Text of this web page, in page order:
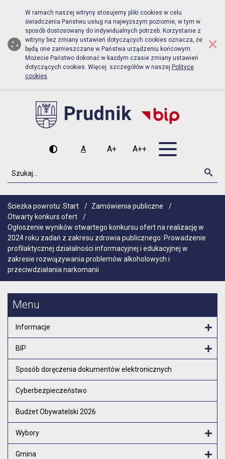
Biuletyn Informacji Publicznej
Przejdź do menu głównego
Przejdź do głównej zawartości
W ramach naszej witryny stosujemy pliki cookies w celu
świadczenia Państwu usług na najwyższym poziomie, w tym w
sposób dostosowany do indywidualnych potrzeb. Korzystanie z
witryny bez zmiany ustawień dotyczących cookies oznacza, że
będą one zamieszczane w Państwa urządzeniu końcowym.
Możecie Państwo dokonać w każdym czasie zmiany ustawień
dotyczących cookies. Więcej szczegółów w naszej Polityce
cookies.
×
Wysoki kontrast
A
Czcionka domyślna
A+
Czcionka średnia
A++
Czcionka duża
Szukaj
Ścieżka powrotu: Start / Zamówienia publiczne
/
Otwarty konkurs ofert
/
Ogłoszenie wyników otwartego konkursu ofert na realizację w
2024 roku zadań z zakresu zdrowia publicznego: Prowadzenie
profilaktycznej działalności informacyjnej i edukacyjnej w
zakresie rozwiązywania problemów alkoholowych i
przeciwdziałania narkomanii
Menu
Informacje
BIP
Sposób doręczenia dokumentów elektronicznych
Cyberbezpieczeństwo
Budżet Obywatelski 2026
Wybory
Gmina